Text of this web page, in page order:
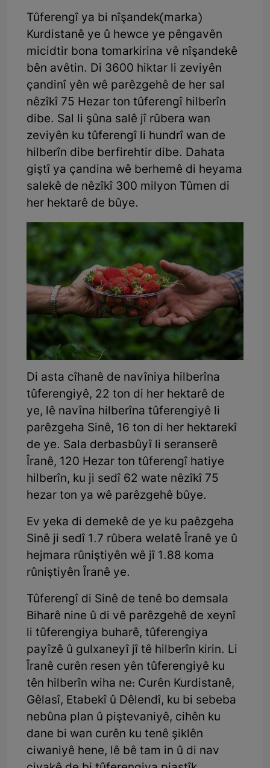
Tûferengî ya bi nîşandek(marka)
Kurdistanê ye û hewce ye pêngavên
micidtir bona tomarkirina vê nîşandekê
bên avêtin. Di 3600 hiktar li zeviyên
çandinî yên wê parêzgehê de her sal
nêzîkî 75 Hezar ton tûferengî hilberîn
dibe. Sal li şûna salê jî rûbera wan
zeviyên ku tûferengî li hundrî wan de
hilberîn dibe berfirehtir dibe. Dahata
giştî ya çandina wê berhemê di heyama
salekê de nêzîkî 300 milyon Tûmen di
her hektarê de bûye.
Di asta cîhanê de navîniya hilberîna
tûferengiyê, 22 ton di her hektarê de
ye, lê navîna hilberîna tûferengiyê li
parêzgeha Sinê, 16 ton di her hektarekî
de ye. Sala derbasbûyî li seranserê
Îranê, 120 Hezar ton tûferengî hatiye
hilberîn, ku ji sedî 62 wate nêzîkî 75
hezar ton ya wê parêzgehê bûye.
Ev yeka di demekê de ye ku paêzgeha
Sinê ji sedî 1.7 rûbera welatê Îranê ye û
hejmara rûniştiyên wê jî 1.88 koma
rûniştiyên Îranê ye.
Tûferengî di Sinê de tenê bo demsala
Biharê nine û di vê parêzgehê de xeynî
li tûferengiya buharê, tûferengiya
payîzê û gulxaneyî jî tê hilberîn kirin. Li
Îranê curên resen yên tûferengiyê ku
tên hilberîn wiha ne: Curên Kurdistanê,
Gêlasî, Etabekî û Dêlendî, ku bi sebeba
nebûna plan û piştevaniyê, cihên ku
dane bi wan curên ku tenê şiklên
ciwaniyê hene, lê bê tam in û di nav